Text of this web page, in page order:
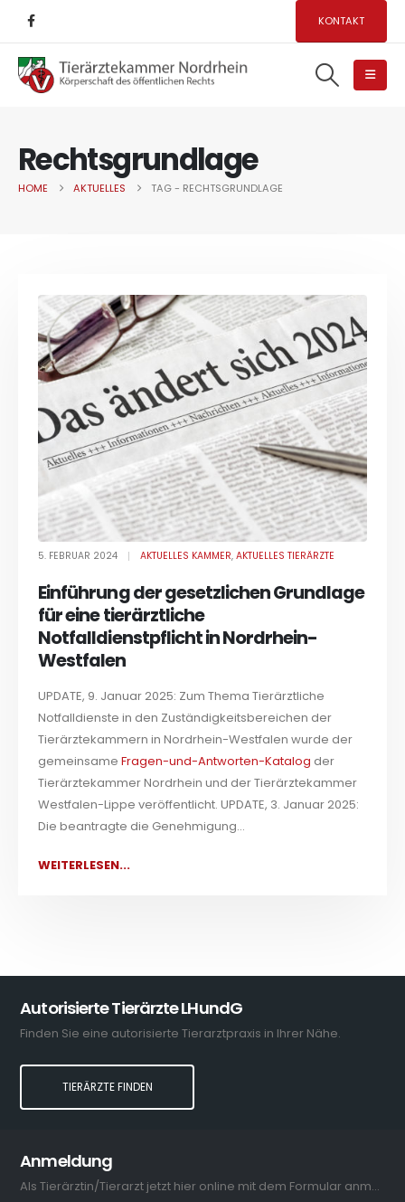
KONTAKT
Rechtsgrundlage
HOME AKTUELLES TAG - RECHTSGRUNDLAGE
5. FEBRUAR 2024 AKTUELLES KAMMER,AKTUELLES TIERÄRZTE
Einführung der gesetzlichen Grundlage
für eine tierärztliche
Notfalldienstpflicht in Nordrhein-
Westfalen
UPDATE, 9. Januar 2025: Zum Thema Tierärztliche
Notfalldienste in den Zuständigkeitsbereichen der
Tierärztekammern in Nordrhein-Westfalen wurde der
gemeinsameFragen-und-Antworten-Katalog der
Tierärztekammer Nordrhein und der Tierärztekammer
Westfalen-Lippe veröffentlicht. UPDATE, 3. Januar 2025:
Die beantragte die Genehmigung...
WEITERLESEN...
Autorisierte Tierärzte LHundG
Finden Sie eine autorisierte Tierarztpraxis in Ihrer Nähe.
TIERÄRZTE FINDEN
Anmeldung
Als Tierärztin/Tierarzt jetzt hier online mit dem Formular anmelden.